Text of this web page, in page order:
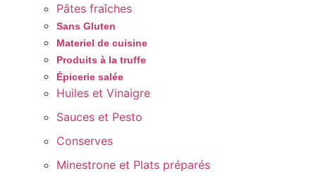
Pâtes fraîches
Sans Gluten
Materiel de cuisine
Produits à la truffe
Épicerie salée
Huiles et Vinaigre
Sauces et Pesto
Conserves
Minestrone et Plats préparés